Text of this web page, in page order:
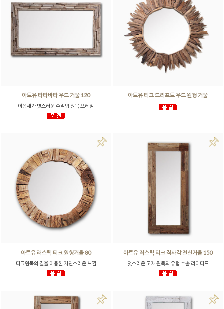
아트유 타타바타 우드 거울 120
이음새가 멋스러운 수작업 원목 프레임
아트유 티크 드리프트 우드 원형 거울
아트유 러스틱 티크 원형거울 80
티크원목의 결을 이용한 자연스러운 느낌
아트유 러스틱 티크 직사각 전신거울 150
멋스러운 고재 원목의 유럽 수출 리미티드